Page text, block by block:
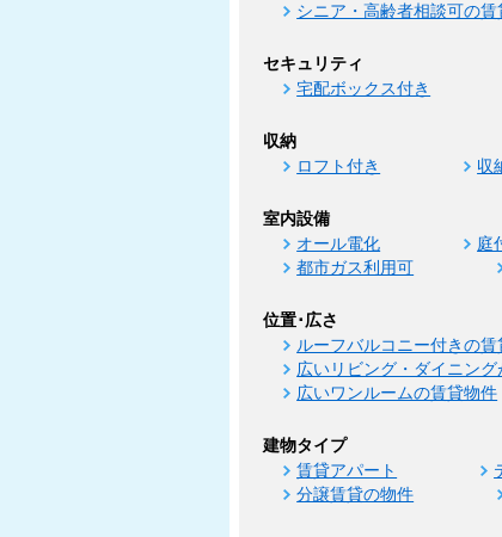
シニア・高齢者相談可の賃
セキュリティ
宅配ボックス付き
収納
ロフト付き 収
室内設備
オール電化 庭
都市ガス利用可
位置･広さ
ルーフバルコニー付きの賃
広いリビング・ダイニン
広いワンルームの賃貸物件
建物タイプ
賃貸アパート
分譲賃貸の物件